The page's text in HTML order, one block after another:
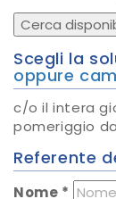
Cerca
Scegli la
oppure
c/oilintera
pomeriggio
Referente
Nome *